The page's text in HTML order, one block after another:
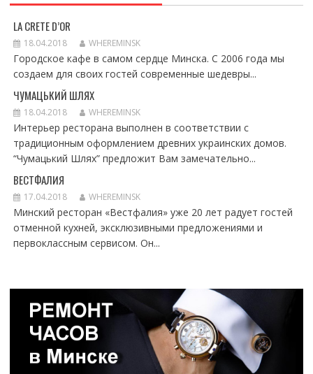
LA CRETE D’OR
18.04.2018 WHEREMINSK
Городское кафе в самом сердце Минска. С 2006 года мы
создаем для своих гостей современные шедевры...
ЧУМАЦЬКИЙ ШЛЯХ
18.04.2018 WHEREMINSK
Интерьер ресторана выполнен в соответствии с
традиционным оформлением древних украинских домов.
“Чумацький Шлях” предложит Вам замечательно...
ВЕСТФАЛИЯ
17.04.2018 WHEREMINSK
Минский ресторан «Вестфалия» уже 20 лет радует гостей
отменной кухней, эксклюзивными предложениями и
первоклассным сервисом. Он...